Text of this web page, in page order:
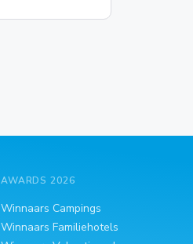
AWARDS 2026
Winnaars Campings
Winnaars Familiehotels